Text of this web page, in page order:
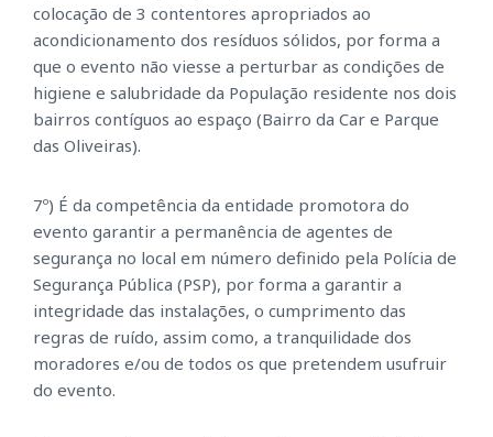
colocação de 3 contentores apropriados ao
acondicionamento dos resíduos sólidos, por forma a
que o evento não viesse a perturbar as condições de
higiene e salubridade da População residente nos dois
bairros contíguos ao espaço (Bairro da Car e Parque
das Oliveiras).
7º) É da competência da entidade promotora do
evento garantir a permanência de agentes de
segurança no local em número definido pela Polícia de
Segurança Pública (PSP), por forma a garantir a
integridade das instalações, o cumprimento das
regras de ruído, assim como, a tranquilidade dos
moradores e/ou de todos os que pretendem usufruir
do evento.